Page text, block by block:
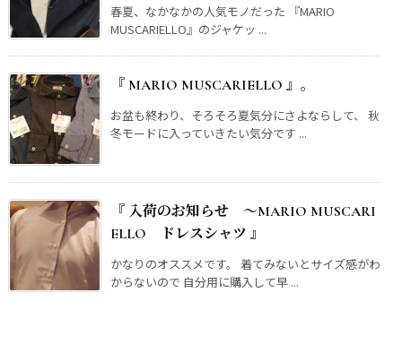
春夏、なかなかの人気モノだった 『MARIO
MUSCARIELLO』のジャケッ ...
『 MARIO MUSCARIELLO 』。
お盆も終わり、そろそろ夏気分にさよならして、 秋
冬モードに入っていきたい気分です ...
『 入荷のお知らせ ～MARIO MUSCARI
ELLO ドレスシャツ 』
かなりのオススメです。 着てみないとサイズ感がわ
からないので 自分用に購入して早 ...